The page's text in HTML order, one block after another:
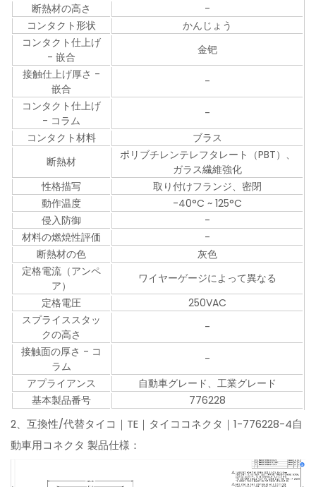
断熱材の高さ
-
コンタクト形状
かんじょう
コンタクト仕上げ
- 嵌合
金钯
接触仕上げ厚さ -
嵌合
-
コンタクト仕上げ
- コラム
-
コンタクト材料
ブラス
断熱材
ポリブチレンテレフタレート（PBT）、
ガラス繊維強化
性格描写
取り付けフランジ、密閉
動作温度
-40°C ~ 125°C
侵入防御
-
材料の燃焼性評価
-
断熱材の色
灰色
定格電流（アンペ
ア）
ワイヤーゲージによって異なる
定格電圧
250VAC
スプライススタッ
クの高さ
-
接触面の厚さ - コ
ラム
-
アプライアンス
自動車グレード、工業グレード
基本製品番号
776228
2、互換性/代替タイコ｜TE｜タイココネクタ｜1-776228-4自
動車用コネクタ 製品仕様：